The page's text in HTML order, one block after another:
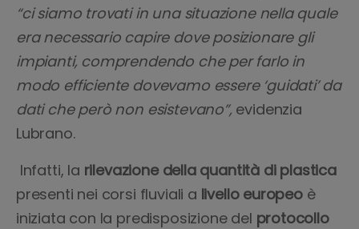
“ci siamo trovati in una situazione nella quale
era necessario capire dove posizionare gli
impianti, comprendendo che per farlo in
modo efficiente dovevamo essere ‘guidati’ da
dati che però non esistevano”, evidenzia
Lubrano.
Infatti, la rilevazione della quantità di plastica
presenti nei corsi fluviali a livello europeo è
iniziata con la predisposizione del protocollo